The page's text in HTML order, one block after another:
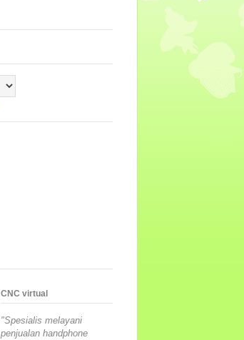
CNC virtual
"Spesialis melayani
penjualan handphone